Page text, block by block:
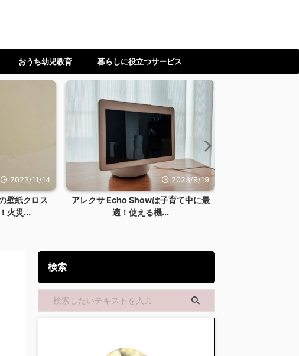
おうち幼児教育 暮らしに役立つサービス
2023/9/19
育て中に最
...
2023/12/24
【ワーママ】時間もやる気も体力も
ない！料理を一切しない...
検索